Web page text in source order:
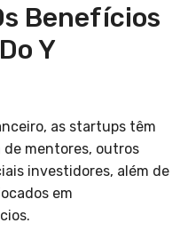
Benefícios
Y
as startups têm
de mentores, outros
investidores, além de
em